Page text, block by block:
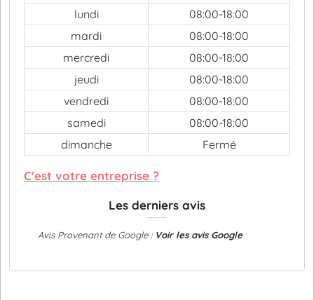
lundi
08:00-18:00
mardi
08:00-18:00
mercredi
08:00-18:00
jeudi
08:00-18:00
vendredi
08:00-18:00
samedi
08:00-18:00
dimanche
Fermé
C'est votre entreprise ?
Les derniers avis
Avis Provenant de Google : Voir les avis Google